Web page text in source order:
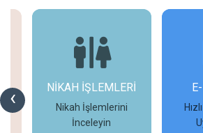
‹ E-BELEDİYE
Hızlı Borç Ödeme
Uygulaması